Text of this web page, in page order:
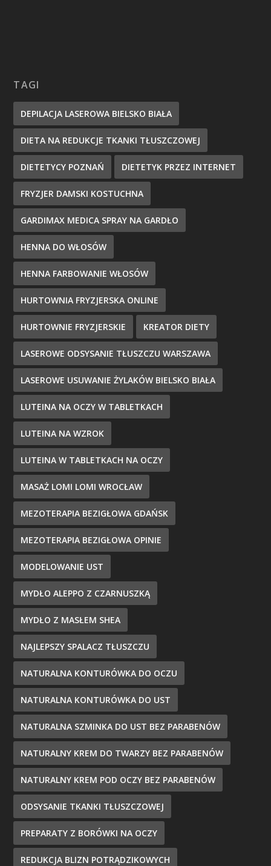
TAGI
DEPILACJA LASEROWA BIELSKO BIAŁA
DIETA NA REDUKCJE TKANKI TŁUSZCZOWEJ
DIETETYCY POZNAŃ DIETETYK PRZEZ INTERNET
FRYZJER DAMSKI KOSTUCHNA
GARDIMAX MEDICA SPRAY NA GARDŁO
HENNA DO WŁOSÓW
HENNA FARBOWANIE WŁOSÓW
HURTOWNIA FRYZJERSKA ONLINE
HURTOWNIE FRYZJERSKIE KREATOR DIETY
LASEROWE ODSYSANIE TŁUSZCZU WARSZAWA
LASEROWE USUWANIE ŻYLAKÓW BIELSKO BIAŁA
LUTEINA NA OCZY W TABLETKACH
LUTEINA NA WZROK
LUTEINA W TABLETKACH NA OCZY
MASAŻ LOMI LOMI WROCŁAW
MEZOTERAPIA BEZIGŁOWA GDAŃSK
MEZOTERAPIA BEZIGŁOWA OPINIE
MODELOWANIE UST
MYDŁO ALEPPO Z CZARNUSZKĄ
MYDŁO Z MASŁEM SHEA
NAJLEPSZY SPALACZ TŁUSZCZU
NATURALNA KONTURÓWKA DO OCZU
NATURALNA KONTURÓWKA DO UST
NATURALNA SZMINKA DO UST BEZ PARABENÓW
NATURALNY KREM DO TWARZY BEZ PARABENÓW
NATURALNY KREM POD OCZY BEZ PARABENÓW
ODSYSANIE TKANKI TŁUSZCZOWEJ
PREPARATY Z BORÓWKI NA OCZY
REDUKCJA BLIZN POTRĄDZIKOWYCH